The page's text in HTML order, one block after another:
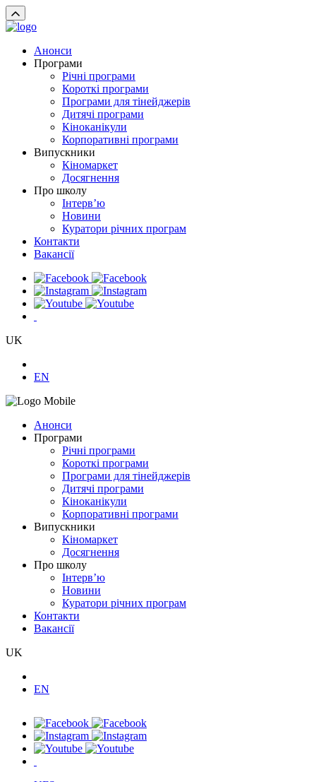
Анонси
Програми
Річні програми
Короткі програми
Програми для тінейджерів
Дитячі програми
Кіноканікули
Корпоративні програми
Випускники
Кіномаркет
Досягнення
Про школу
Інтерв’ю
Новини
Куратори річних програм
Контакти
Вакансії
UK
EN
Анонси
Програми
Річні програми
Короткі програми
Програми для тінейджерів
Дитячі програми
Кіноканікули
Корпоративні програми
Випускники
Кіномаркет
Досягнення
Про школу
Інтерв’ю
Новини
Куратори річних програм
Контакти
Вакансії
UK
EN